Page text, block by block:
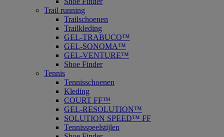
Trail running
Trailschoenen
Trailkleding
GEL-TRABUCO™
GEL-SONOMA™
GEL-VENTURE™
Shoe Finder
Tennis
Tennisschoenen
Kleding
COURT FF™
GEL-RESOLUTION™
SOLUTION SPEED™ FF
Tennisspeelstijlen